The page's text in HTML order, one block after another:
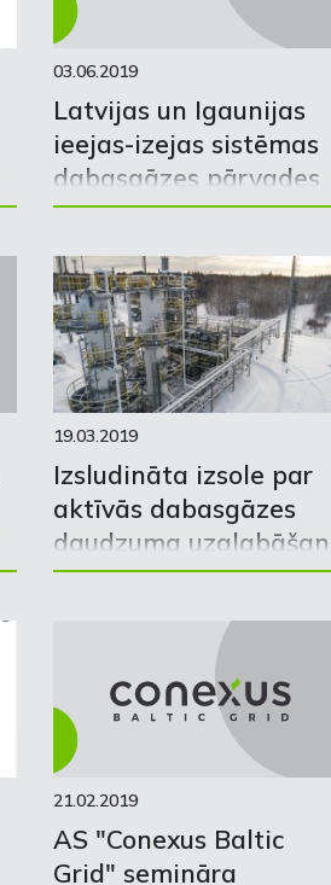
03.06.2019
Latvijas un Igaunijas
ieejas-izejas sistēmas
dabasgāzes pārvades
sistēmas lietošanas
balansēšanas
noteikumu sabiedriskā
apspriešanas rezultāti
19.03.2019
Izsludināta izsole par
aktīvās dabasgāzes
daudzuma
un pieejamības
Inčukalna PGK
21.02.2019
AS "Conexus Baltic
Grid" semināra